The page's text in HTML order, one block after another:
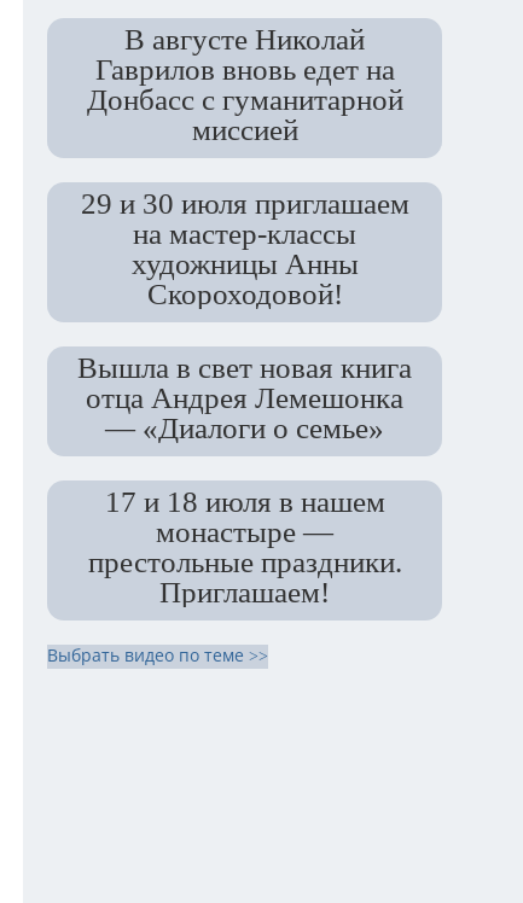
В августе Николай
Гаврилов вновь едет на
Донбасс с гуманитарной
миссией
29 и 30 июля приглашаем
на мастер-классы
художницы Анны
Скороходовой!
Вышла в свет новая книга
отца Андрея Лемешонка
— «Диалоги о семье»
17 и 18 июля в нашем
монастыре —
престольные праздники.
Приглашаем!
Выбрать видео по теме >>